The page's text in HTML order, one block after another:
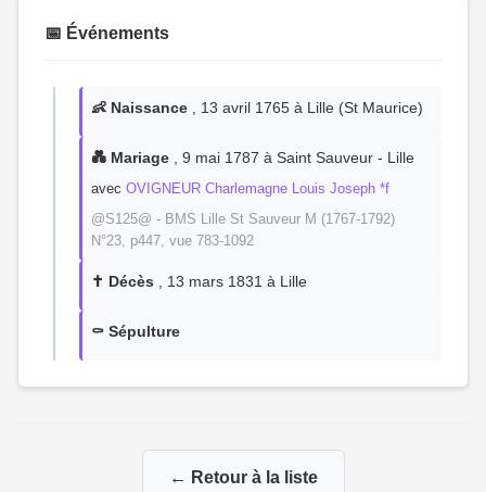
📅 Événements
👶 Naissance , 13 avril 1765 à Lille (St Maurice)
💑 Mariage , 9 mai 1787 à Saint Sauveur - Lille
avec OVIGNEUR Charlemagne Louis Joseph *f
@S125@ - BMS Lille St Sauveur M (1767-1792)
N°23, p447, vue 783-1092
✝️ Décès , 13 mars 1831 à Lille
⚰️ Sépulture
← Retour à la liste